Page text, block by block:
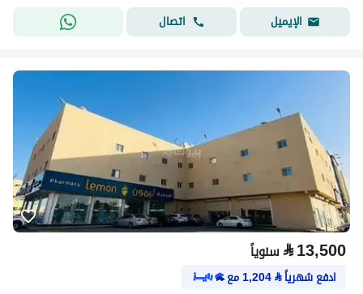
الإيميل اتصال
⃁13,500 سنوياً
ادفع شهرياً⃁
1,204مع